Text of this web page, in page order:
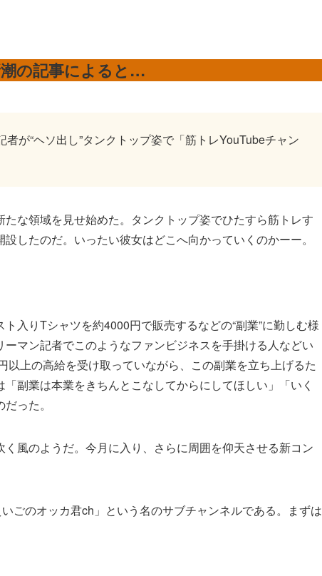
の記事によると…
が“ヘソ出し”タンクトップ姿で「筋トレYouTubeチャン
な領域を見せ始めた。タンクトップ姿でひたすら筋トレす
したのだ。いったい彼女はどこへ向かっていくのかーー。
りTシャツを約4000円で販売するなどの“副業”に勤しむ様
マン記者でこのようなファンビジネスを手掛ける人などい
上の高給を受け取っていながら、この副業を立ち上げるた
副業は本業をきちんとこなしてからにしてほしい」「いく
った。
風のようだ。今月に入り、さらに周囲を仰天させる新コン
のオッカ君ch」という名のサブチャンネルである。まずは
特集
て働いてまいります」［オリ
ス/動画］25/12
2025年2月8日